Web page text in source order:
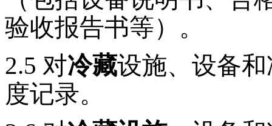
验收报告书等）。
2.5 对冷藏设施、设备
度记录。